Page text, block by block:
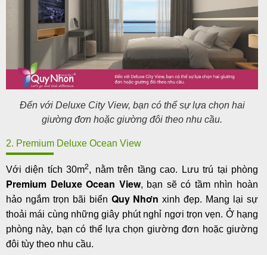
Đến với Deluxe City View, bạn có thể sự lựa chọn hai
giường đơn hoặc giường đôi theo nhu cầu.
2. Premium Deluxe Ocean View
Với diện tích 30m2, nằm trên tầng cao. Lưu trú tại phòng
Premium Deluxe Ocean View, bạn sẽ có tầm nhìn hoàn
hảo ngắm trọn bãi biển Quy Nhơn xinh đẹp. Mang lại sự
thoải mái cùng những giây phút nghỉ ngơi trọn vẹn. Ở hạng
phòng này, bạn có thể lựa chọn giường đơn hoặc giường
đôi tùy theo nhu cầu.